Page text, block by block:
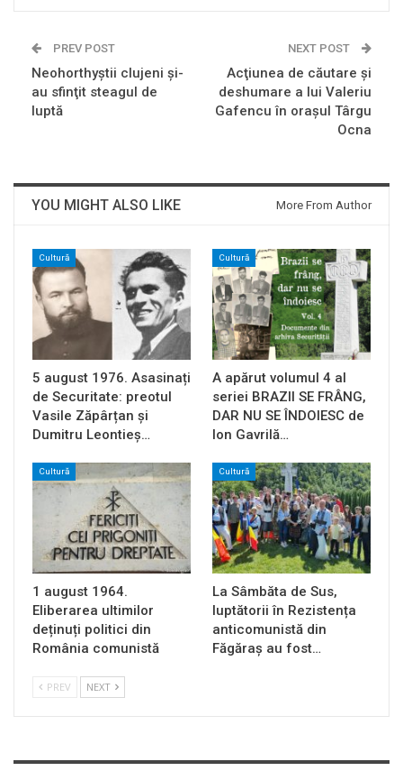
PREV POST
Neohorthyştii clujeni şi-
au sfinţit steagul de
luptă
NEXT POST
Acţiunea de căutare şi
deshumare a lui Valeriu
Gafencu în oraşul Târgu
Ocna
YOU MIGHT ALSO LIKE More From Author
Cultură
5 august 1976. Asasinați
de Securitate: preotul
Vasile Zăpârțan și
Dumitru Leontieș…
Cultură
A apărut volumul 4 al
seriei BRAZII SE FRÂNG,
DAR NU SE ÎNDOIESC de
Ion Gavrilă…
Cultură
1 august 1964.
Eliberarea ultimilor
deținuți politici din
România comunistă
Cultură
La Sâmbăta de Sus,
luptătorii în Rezistența
anticomunistă din
Făgăraș au fost…
PREV NEXT